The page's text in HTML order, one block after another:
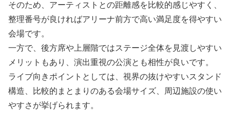
そのため、アーティストとの距離感を比較的感じやすく、
整理番号が良ければアリーナ前方で高い満足度を得やすい
会場です。
一方で、後方席や上層階ではステージ全体を見渡しやすい
メリットもあり、演出重視の公演とも相性が良いです。
ライブ向きポイントとしては、視界の抜けやすいスタンド
構造、比較的まとまりのある会場サイズ、周辺施設の使い
やすさが挙げられます。